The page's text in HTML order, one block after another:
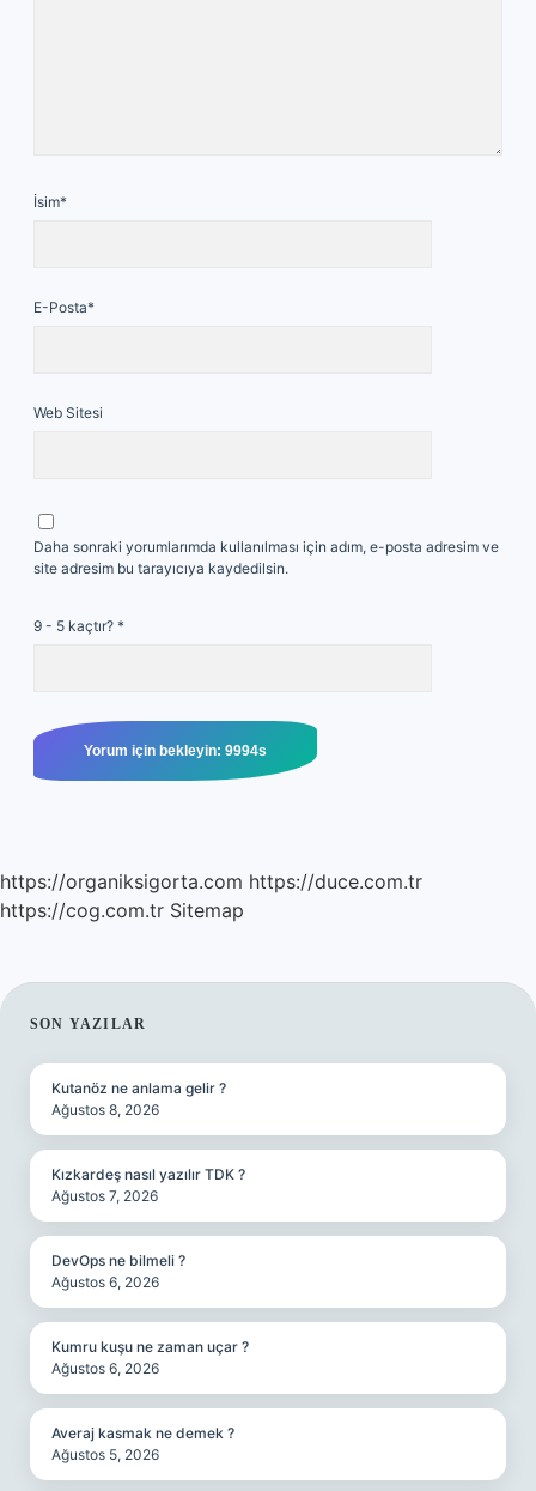
İsim*
E-Posta*
Web Sitesi
Daha sonraki yorumlarımda kullanılması için adım, e-posta adresim ve
site adresim bu tarayıcıya kaydedilsin.
9 - 5 kaçtır? *
https://organiksigorta.com https://duce.com.tr
https://cog.com.tr Sitemap
SIDEBAR
SON YAZILAR
Kutanöz ne anlama gelir ?
Ağustos 8, 2026
Kızkardeş nasıl yazılır TDK ?
Ağustos 7, 2026
DevOps ne bilmeli ?
Ağustos 6, 2026
Kumru kuşu ne zaman uçar ?
Ağustos 6, 2026
Averaj kasmak ne demek ?
Ağustos 5, 2026